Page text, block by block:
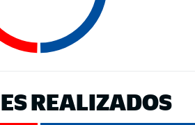
REALIZADOS